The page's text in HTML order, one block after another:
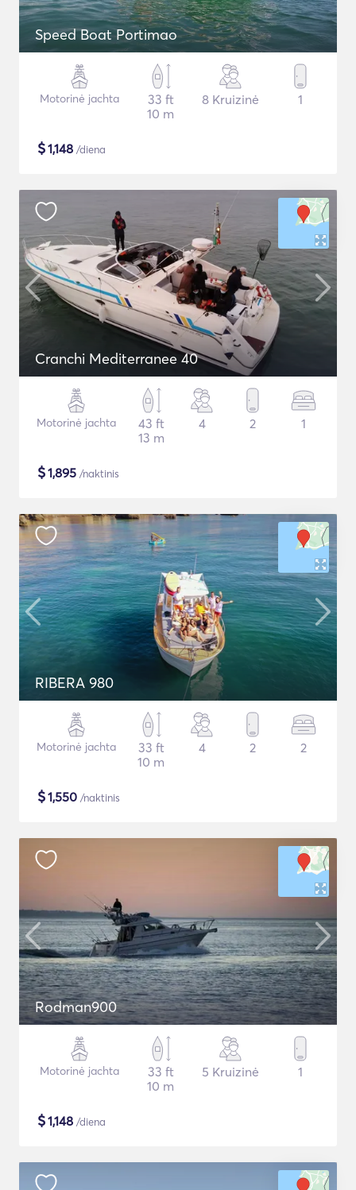
Speed Boat Portimao
Motorinė jachta
33 ft
10 m
8 Kruizinė 1
$1,148 /diena
Cranchi Mediterranee 40
Motorinė jachta
43 ft
13 m
4 2 1
$1,895 /naktinis
RIBERA 980
Motorinė jachta
33 ft
10 m
4 2 2
$1,550 /naktinis
Rodman900
Motorinė jachta
33 ft
10 m
5 Kruizinė 1
$1,148 /diena